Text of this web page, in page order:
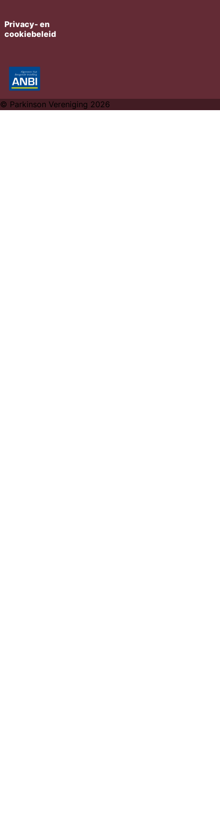
Privacy- en
cookiebeleid
© Parkinson Vereniging 2026